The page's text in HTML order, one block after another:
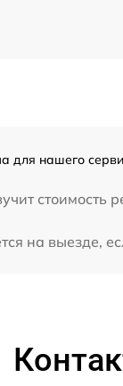
для нашего
стоимость
на выезде,